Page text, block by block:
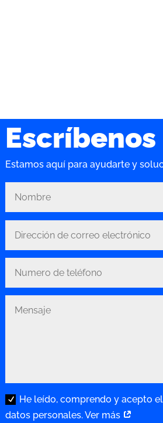
Escríbenos
Estamos aquí para ayudarte y
He leído, comprendo y acepto
datos personales. Ver más